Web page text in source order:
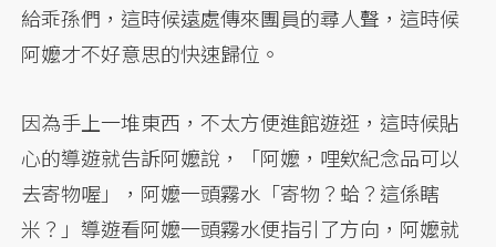
給乖孫們，這時候遠處傳來團員的尋人聲，這時候
阿嬤才不好意思的快速歸位。
因為手上一堆東西，不太方便進館遊逛，這時候貼
心的導遊就告訴阿嬤說，「阿嬤，哩欸紀念品可以
去寄物喔」，阿嬤一頭霧水「寄物？蛤？這係瞎
米？」導遊看阿嬤一頭霧水便指引了方向，阿嬤就